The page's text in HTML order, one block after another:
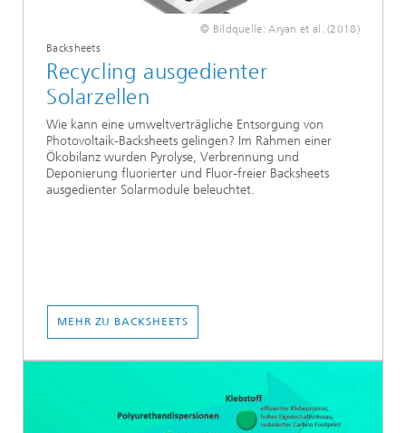
© Bildquelle: Aryan et al. (2018)
Backsheets
Recycling ausgedienter
Solarzellen
Wie kann eine umweltverträgliche Entsorgung von
Photovoltaik-Backsheets gelingen? Im Rahmen einer
Ökobilanz wurden Pyrolyse, Verbrennung und
Deponierung fluorierter und Fluor-freier Backsheets
ausgedienter Solarmodule beleuchtet.
MEHR ZU BACKSHEETS